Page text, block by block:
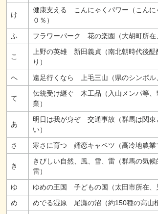
け
健康支える こんにゃくパワー（こんに
０％）
ふ
フラワーパーク 花の楽園（大胡町所在
こ
上野の英雄 新田義貞（南北朝時代後
り）
へ
遠足行くなら 上毛三山（県のシンボル
て
伝統受け継ぐ 木工品（入山メンパ等、
業）
あ
明日は我が身ぞ 交通事故（群馬は関東
い）
さ
寒さに育つ 嬬恋キャベツ（高冷地農業
き
きびしい自然、風、雪、雷（群馬の気
雷）
ゆ
ゆめの王国 子どもの国（太田市所在、
め
めでる湿原 尾瀬の沼（約150種の高山